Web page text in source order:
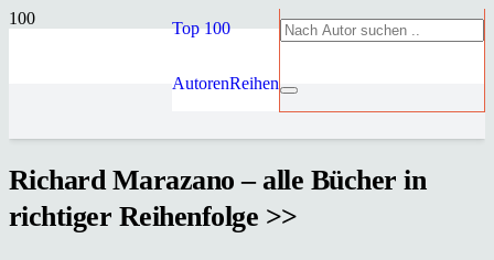
Top 100
AutorenReihen
Richard Marazano – alle Bücher in
richtiger Reihenfolge >>